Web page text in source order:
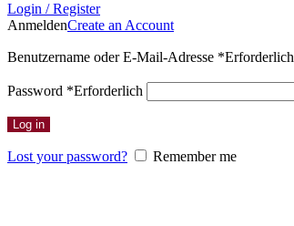
Login / Register
AnmeldenCreate an Account
Benutzername oder E-Mail-Adresse *Erforderlich
Password *Erforderlich
Log in
Lost your password? Remember me